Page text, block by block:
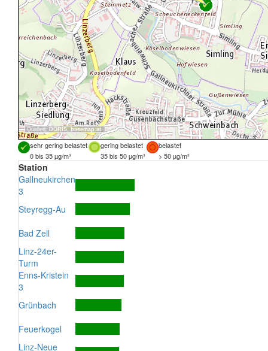
Quellen: DORIS, basemap.at
sehr gering belastet gering belastet
belastet
0 bis 35 µg/m³
35 bis 50 µg/m³ > 50 µg/m³
Station
Gallneukirchen
3
Steyregg-Au
Bad Zell
Linz-24er-
Turm
Enns-Kristein
3
Grünbach
Feuerkogel
Linz-Neue